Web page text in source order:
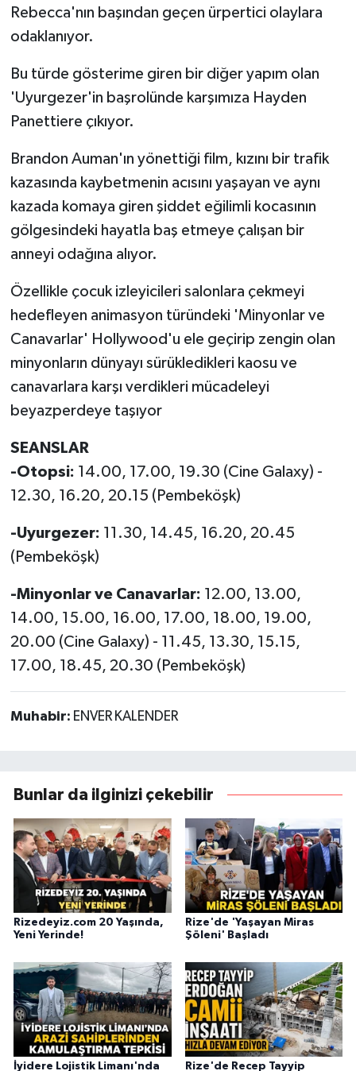
Rebecca'nın başından geçen ürpertici olaylara
odaklanıyor.
Bu türde gösterime giren bir diğer yapım olan
'Uyurgezer'in başrolünde karşımıza Hayden
Panettiere çıkıyor.
Brandon Auman'ın yönettiği film, kızını bir trafik
kazasında kaybetmenin acısını yaşayan ve aynı
kazada komaya giren şiddet eğilimli kocasının
gölgesindeki hayatla baş etmeye çalışan bir
anneyi odağına alıyor.
Özellikle çocuk izleyicileri salonlara çekmeyi
hedefleyen animasyon türündeki 'Minyonlar ve
Canavarlar' Hollywood'u ele geçirip zengin olan
minyonların dünyayı sürükledikleri kaosu ve
canavarlara karşı verdikleri mücadeleyi
beyazperdeye taşıyor
SEANSLAR
-Otopsi: 14.00, 17.00, 19.30 (Cine Galaxy) -
12.30, 16.20, 20.15 (Pembeköşk)
-Uyurgezer: 11.30, 14.45, 16.20, 20.45
(Pembeköşk)
-Minyonlar ve Canavarlar: 12.00, 13.00,
14.00, 15.00, 16.00, 17.00, 18.00, 19.00,
20.00 (Cine Galaxy) - 11.45, 13.30, 15.15,
17.00, 18.45, 20.30 (Pembeköşk)
Muhabir: ENVER KALENDER
Bunlar da ilginizi çekebilir
Rizedeyiz.com 20 Yaşında,
Yeni Yerinde!
Rize'de 'Yaşayan Miras
Şöleni' Başladı
İyidere Lojistik Limanı'nda Rize'de Recep Tayyip